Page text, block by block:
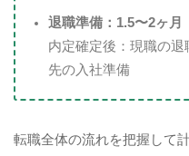
退職準備：1.5〜2ヶ月
内定確定後：現職の
先の入社準備
転職全体の流れを把握して